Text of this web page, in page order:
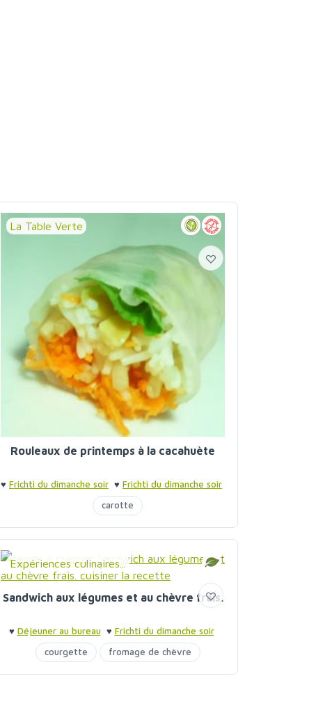
La Table Verte
Rouleaux de printemps à la cacahuète
♥ Frichti du dimanche soir ♥ Frichti du dimanche soir
carotte
Expériences culinaires...
Sandwich aux légumes et au chèvre frais.
♥ Déjeuner au bureau ♥ Frichti du dimanche soir
courgette
fromage de chèvre
poivrons